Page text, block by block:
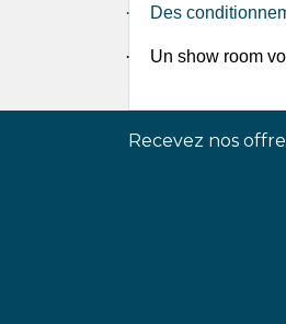
· Des
· Un show room
Recevez nos